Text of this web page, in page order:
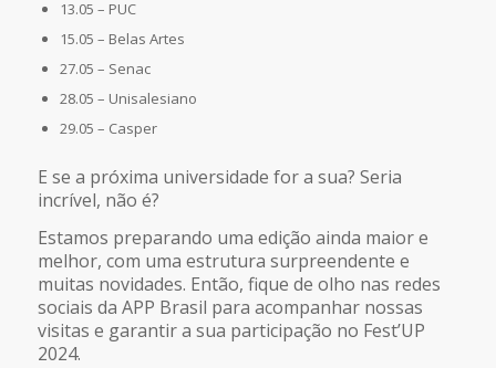
13.05 – PUC
15.05 – Belas Artes
27.05 – Senac
28.05 – Unisalesiano
29.05 – Casper
E se a próxima universidade for a sua? Seria
incrível, não é?
Estamos preparando uma edição ainda maior e
melhor, com uma estrutura surpreendente e
muitas novidades. Então, fique de olho nas redes
sociais da APP Brasil para acompanhar nossas
visitas e garantir a sua participação no Fest’UP
2024.